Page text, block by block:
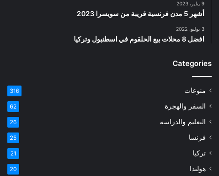
9 يناير، 2023
أشهر 5 مدن فرنسية قريبة من سويسرا 2023
3 يوليو، 2022
افضل 8 محلات بيع الحلقوم في اسطنبول وتركيا
Categories
منوعات 316
السفر والهجرة 62
التعليم والدراسة 26
فرنسا 25
تركيا 21
هولندا 20